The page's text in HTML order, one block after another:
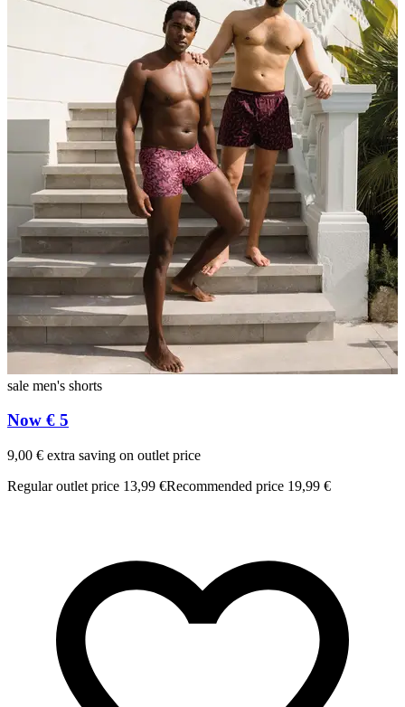
sale men's shorts
Now € 5
9,00 € extra saving on outlet price
Regular outlet price 13,99 €Recommended price 19,99 €